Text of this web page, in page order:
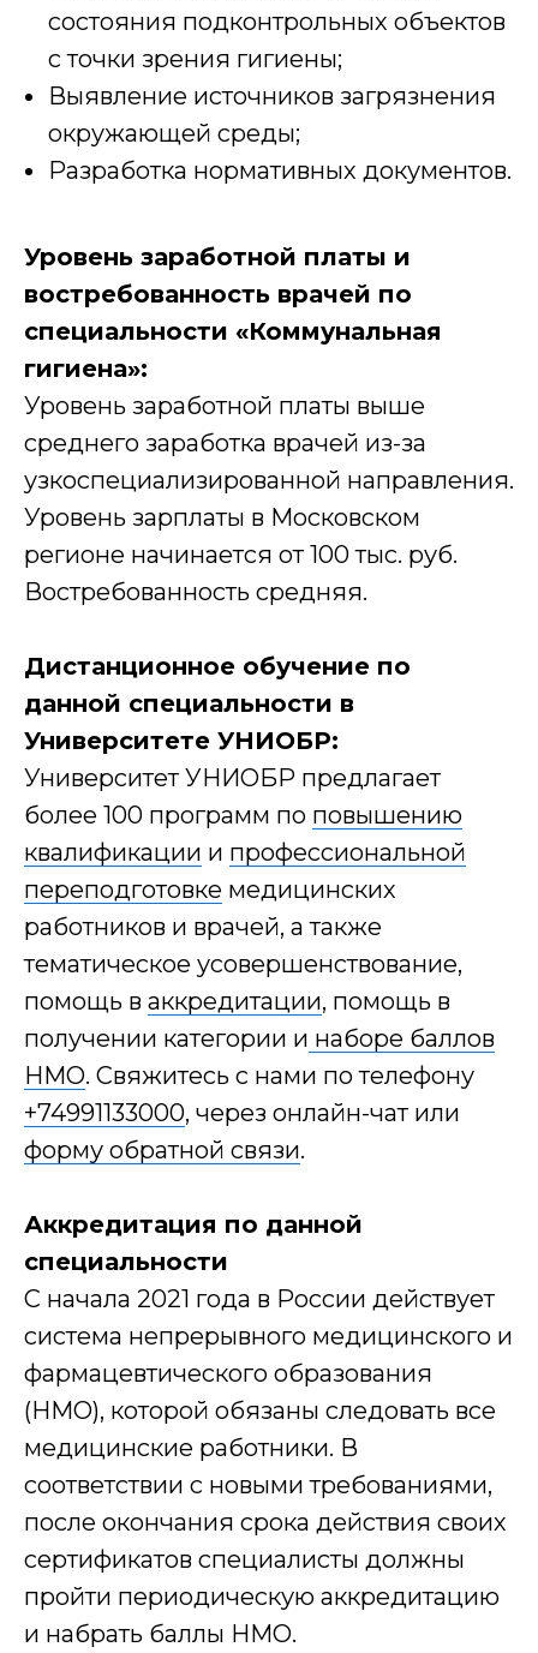
состояния подконтрольных объектов
с точки зрения гигиены;
Выявление источников загрязнения
окружающей среды;
Разработка нормативных документов.
Уровень заработной платы и
востребованность врачей по
специальности «Коммунальная
гигиена»:
Уровень заработной платы выше
среднего заработка врачей из-за
узкоспециализированной направления.
Уровень зарплаты в Московском
регионе начинается от 100 тыс. руб.
Востребованность средняя.
Дистанционное обучение по
данной специальности в
Университете УНИОБР:
Университет УНИОБР предлагает
более 100 программ по повышению
квалификации и профессиональной
переподготовке медицинских
работников и врачей, а также
тематическое усовершенствование,
помощь в аккредитации, помощь в
получении категории и наборе баллов
НМО. Свяжитесь с нами по телефону
+74991133000, через онлайн-чат или
форму обратной связи.
Аккредитация по данной
специальности
С начала 2021 года в России действует
система непрерывного медицинского и
фармацевтического образования
(НМО), которой обязаны следовать все
медицинские работники. В
соответствии с новыми требованиями,
после окончания срока действия своих
сертификатов специалисты должны
пройти периодическую аккредитацию
и набрать баллы НМО.
Получи расчет
обучения
со скидкой до 30%
Дайте ответ на несколько
вопросов и получите расчет
стоимости обучения
Один шаг - расчёт ваш
Количество обучающихся
Образование
Заключаемся с